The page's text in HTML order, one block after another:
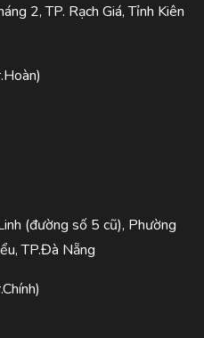
2, TP. Rạch Giá, Tỉnh Kiên
(đường số 5 cũ), Phường
TP.Đà Nẵng